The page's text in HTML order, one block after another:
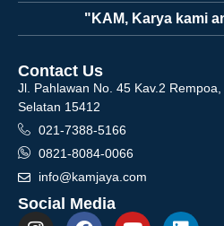
"KAM, Karya kami
Contact Us
Jl. Pahlawan No. 45 Kav.2
Selatan 15412
021-7388-5166
0821-8084-0066
info@kamjaya.com
Social Media